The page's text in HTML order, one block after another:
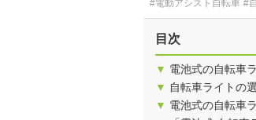
#電動アシスト自転車 #
目次
▼ 電池式の自転車
▼ 自転車ライトの
▼ 電池式の自転車